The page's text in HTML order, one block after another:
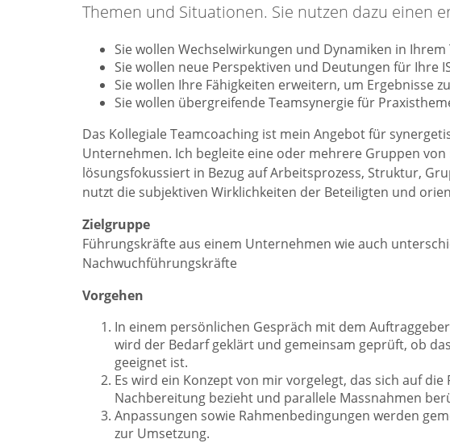
Themen und Situationen. Sie nutzen dazu einen
Sie wollen Wechselwirkungen und Dynamiken in
Sie wollen neue Perspektiven und Deutungen für Ihre
Sie wollen Ihre Fähigkeiten erweitern, um Ergebnisse
Sie wollen übergreifende Teamsynergie für
Das Kollegiale Teamcoaching ist mein Angebot für
Unternehmen. Ich begleite eine oder mehrere Gruppen
lösungsfokussiert in Bezug auf Arbeitsprozess, Struktur,
nutzt die subjektiven Wirklichkeiten der Beteiligten und
Zielgruppe
Führungskräfte aus einem Unternehmen wie auch
Nachwuchführungskräfte
Vorgehen
In einem persönlichen Gespräch mit dem
wird der Bedarf geklärt und gemeinsam geprüft, ob
geeignet ist.
Es wird ein Konzept von mir vorgelegt, das sich auf
Nachbereitung bezieht und parallele Massnahmen
Anpassungen sowie Rahmenbedingungen werden
zur Umsetzung.